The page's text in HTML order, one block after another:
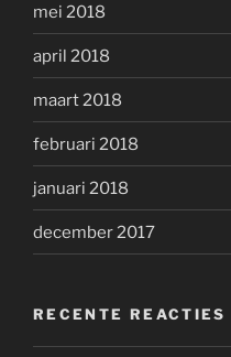
mei 2018
april 2018
maart 2018
februari 2018
januari 2018
december 2017
RECENTE REACTIES